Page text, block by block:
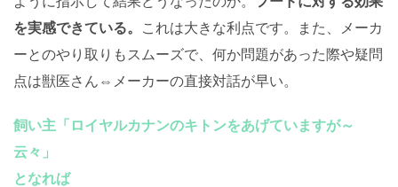
を実感できている。
これは大きな利点です。また、メーカ
ーとのやり取りもスムーズで、何か問題があった際や疑問
点は獣医さん⇔メーカーの直接対話が早い。
飼い主「ロイヤルカナンのキトンをあげていますが～
云々」
となれば